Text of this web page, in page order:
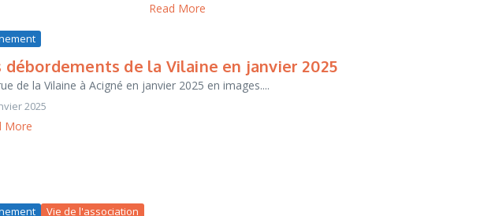
Read More
débordements de la Vilaine en janvier 2025
de la Vilaine à Acigné en janvier 2025 en images....
2025
More
Vie de l'association